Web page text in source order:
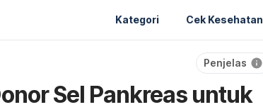
Kategori Cek Kesehatan
Penjelas
Sel Pankreas untuk